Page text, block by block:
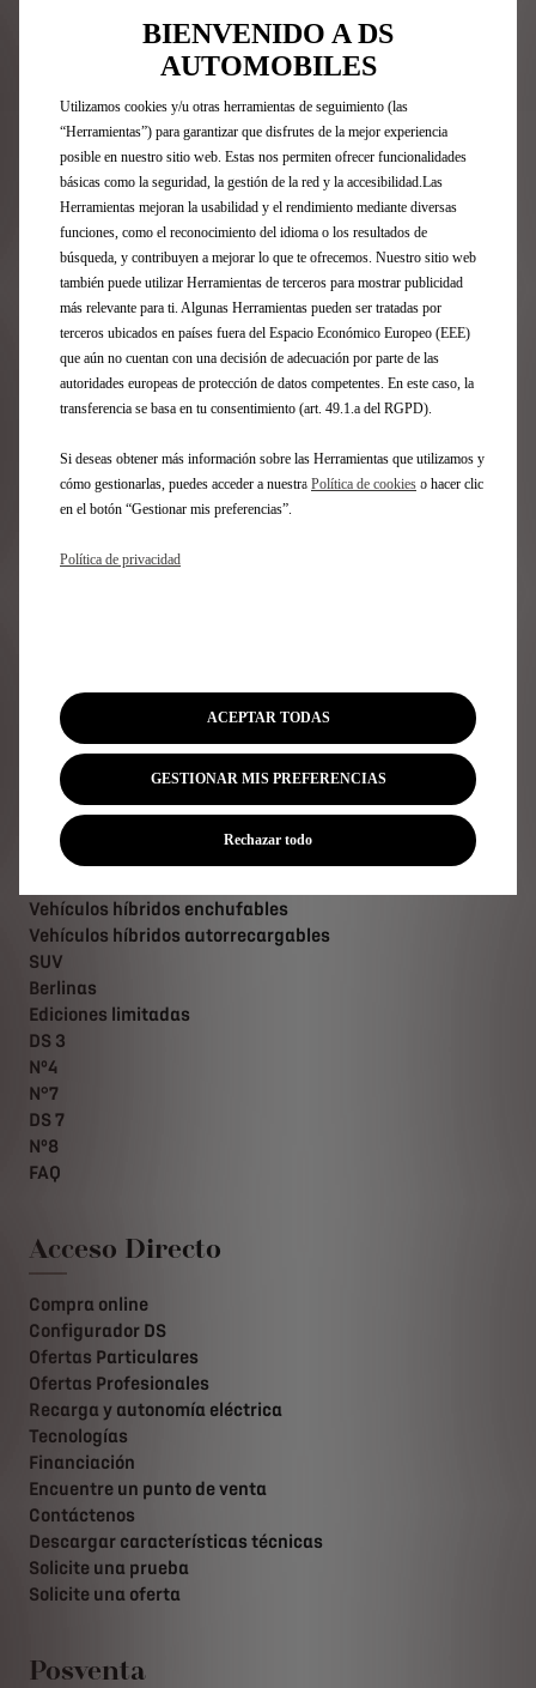
cliente y unidades en stock del hasta el 31 de agosto de
imagen del modelo visualizado puede no coincidir con el
modelo ofertado.
DS SERENITY
3 años de garantía vehículo nuevo más hasta 5 años de
cobertura especial para principales componentes
mecánicos. Se activa si decides realizar una Revisión
Preconizada por el Fabricante en la Red oficial (RPFR) y
se mantiene en vigor hasta la próxima RPFR, y si ésta se
sucesivamente hasta un máximo de 8 años o
160.000Km, lo que ocurra antes. No afecta a la garantía
legal del vendedor. Términos y condiciones
Emisiones y consumos WLTP
máx.): 0. Consumo WLTP (kWh/100km): 16. Más
Gama DS
Vehículos híbridos enchufables
Vehículos híbridos autorrecargables
SUV
Berlinas
Ediciones limitadas
DS 3
Nº4
N°7
DS 7
Nº8
FAQ
Acceso Directo
Compra online
Configurador DS
Ofertas Particulares
Ofertas Profesionales
Recarga y autonomía eléctrica
Tecnologías
Financiación
Encuentre un punto de venta
Contáctenos
Descargar características técnicas
Solicite una prueba
Solicite una oferta
Posventa
BIENVENIDO A DS
AUTOMOBILES
Utilizamos cookies y/u otras herramientas de seguimiento (las
“Herramientas”) para garantizar que disfrutes de la mejor experiencia
posible en nuestro sitio web. Estas nos permiten ofrecer funcionalidades
básicas como la seguridad, la gestión de la red y la accesibilidad.Las
Herramientas mejoran la usabilidad y el rendimiento mediante diversas
funciones, como el reconocimiento del idioma o los resultados de
búsqueda, y contribuyen a mejorar lo que te ofrecemos. Nuestro sitio web
también puede utilizar Herramientas de terceros para mostrar publicidad
más relevante para ti. Algunas Herramientas pueden ser tratadas por
terceros ubicados en países fuera del Espacio Económico Europeo (EEE)
que aún no cuentan con una decisión de adecuación por parte de las
autoridades europeas de protección de datos competentes. En este caso, la
transferencia se basa en tu consentimiento (art. 49.1.a del RGPD).
Si deseas obtener más información sobre las Herramientas que utilizamos y
cómo gestionarlas, puedes acceder a nuestra Política de cookies o hacer clic
en el botón “Gestionar mis preferencias”.
Política de privacidad
GESTIONAR MIS PREFERENCIAS
ACEPTAR TODAS
Rechazar todo